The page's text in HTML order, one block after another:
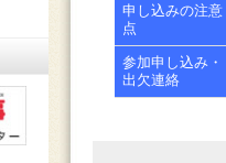
申し込みの注意
点
参加申し込み・
出欠連絡